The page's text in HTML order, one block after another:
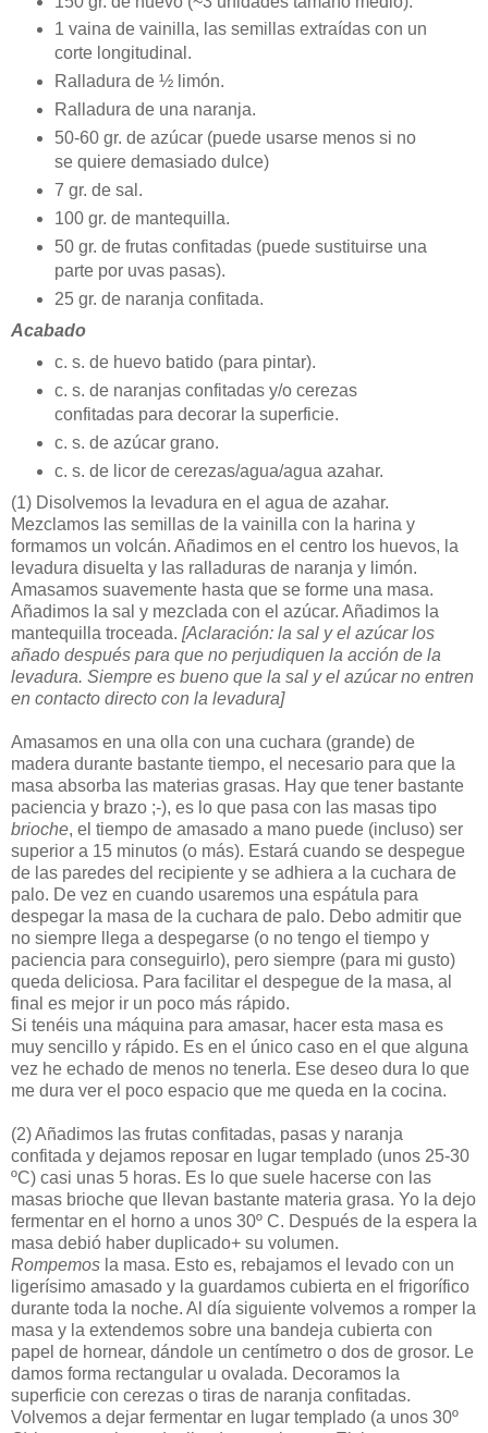
1 vaina de vainilla, las semillas extraídas con un
corte longitudinal.
Ralladura de ½ limón.
Ralladura de una naranja.
50-60 gr. de azúcar (puede usarse menos si no
se quiere demasiado dulce)
7 gr. de sal.
100 gr. de mantequilla.
50 gr. de frutas confitadas (puede sustituirse una
parte por uvas pasas).
25 gr. de naranja confitada.
Acabado
c. s. de huevo batido (para pintar).
c. s. de naranjas confitadas y/o cerezas
confitadas para decorar la superficie.
c. s. de azúcar grano.
c. s. de licor de cerezas/agua/agua azahar.
(1) Disolvemos la levadura en el agua de azahar.
Mezclamos las semillas de la vainilla con la harina y
formamos un volcán. Añadimos en el centro los huevos, la
levadura disuelta y las ralladuras de naranja y limón.
Amasamos suavemente hasta que se forme una masa.
Añadimos la sal y mezclada con el azúcar. Añadimos la
mantequilla troceada. [Aclaración: la sal y el azúcar los
añado después para que no perjudiquen la acción de la
levadura. Siempre es bueno que la sal y el azúcar no entren
en contacto directo con la levadura]
Amasamos en una olla con una cuchara (grande) de
madera durante bastante tiempo, el necesario para que la
masa absorba las materias grasas. Hay que tener bastante
paciencia y brazo ;-), es lo que pasa con las masas tipo
brioche, el tiempo de amasado a mano puede (incluso) ser
superior a 15 minutos (o más). Estará cuando se despegue
de las paredes del recipiente y se adhiera a la cuchara de
palo. De vez en cuando usaremos una espátula para
despegar la masa de la cuchara de palo. Debo admitir que
no siempre llega a despegarse (o no tengo el tiempo y
paciencia para conseguirlo), pero siempre (para mi gusto)
queda deliciosa. Para facilitar el despegue de la masa, al
final es mejor ir un poco más rápido.
Si tenéis una máquina para amasar, hacer esta masa es
muy sencillo y rápido. Es en el único caso en el que alguna
vez he echado de menos no tenerla. Ese deseo dura lo que
me dura ver el poco espacio que me queda en la cocina.
(2)Añadimos las frutas confitadas, pasas y naranja
confitada y dejamos reposar en lugar templado (unos 25-30
ºC) casi unas 5 horas. Es lo que suele hacerse con las
masas brioche que llevan bastante materia grasa. Yo la dejo
fermentar en el horno a unos 30º C. Después de la espera la
masa debió haber duplicado+ su volumen.
Rompemos la masa. Esto es, rebajamos el levado con un
ligerísimo amasado y la guardamos cubierta en el frigorífico
durante toda la noche. Al día siguiente volvemos a romper la
masa y la extendemos sobre una bandeja cubierta con
papel de hornear, dándole un centímetro o dos de grosor. Le
damos forma rectangular u ovalada. Decoramos la
superficie con cerezas o tiras de naranja confitadas.
Volvemos a dejar fermentar en lugar templado (a unos 30º